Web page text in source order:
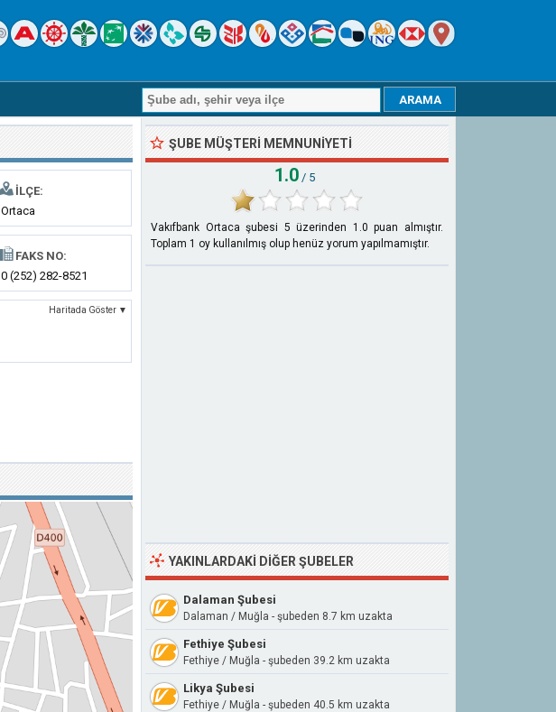
İLÇE:
Ortaca
FAKS NO:
0 (252) 282-8521
Haritada Göster ▼
ŞUBE MÜŞTERI MEMNUNIYETI
1.0 / 5
Vakıfbank Ortaca şubesi 5 üzerinden 1.0 puan almıştır.
Toplam 1 oy kullanılmış olup henüz yorum yapılmamıştır.
YAKINLARDAKI DIĞER ŞUBELER
Dalaman Şubesi
Dalaman / Muğla - şubeden 8.7 km uzakta
Fethiye Şubesi
Fethiye / Muğla - şubeden 39.2 km uzakta
Likya Şubesi
Fethiye / Muğla - şubeden 40.5 km uzakta